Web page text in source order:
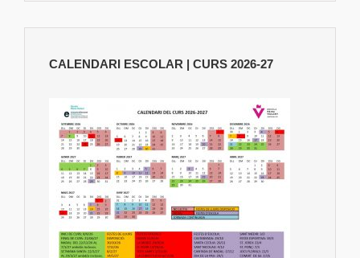
CALENDARI ESCOLAR | CURS 2026-27